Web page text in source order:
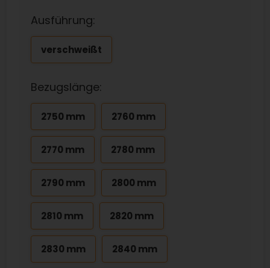
Ausführung:
verschweißt
Bezugslänge:
2750 mm 2760 mm
2770 mm 2780 mm
2790 mm 2800 mm
2810 mm 2820 mm
2830 mm 2840 mm